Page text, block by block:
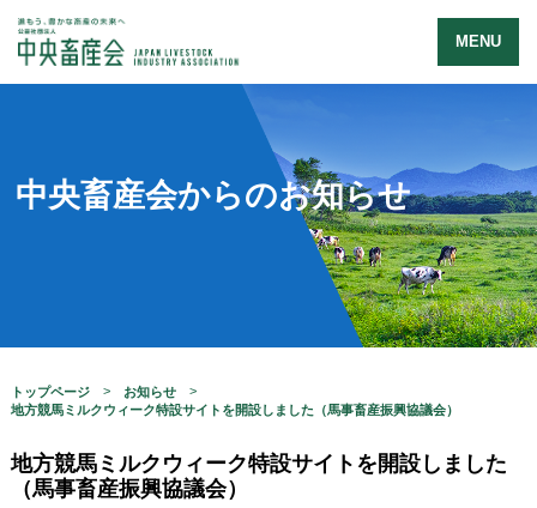
MENU
中央畜産会からのお知らせ
トップページ
お知らせ
地方競馬ミルクウィーク特設サイトを開設しました（馬事畜産振興協議会）
地方競馬ミルクウィーク特設サイトを開設しました
（馬事畜産振興協議会）